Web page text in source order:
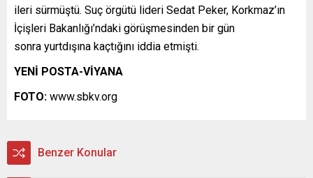
ileri sürmüştü. Suç örgütü lideri Sedat Peker, Korkmaz’ın
İçişleri Bakanlığı’ndaki görüşmesinden bir gün
sonra yurtdışına kaçtığını iddia etmişti.
YENİ POSTA-VİYANA
FOTO: www.sbkv.org
Benzer Konular